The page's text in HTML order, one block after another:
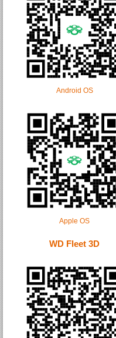
Android OS
Apple OS
WD Fleet 3D